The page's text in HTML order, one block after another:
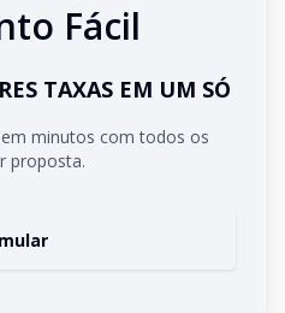
Fácil
TAXAS EM UM SÓ
minutos com todos os
proposta.